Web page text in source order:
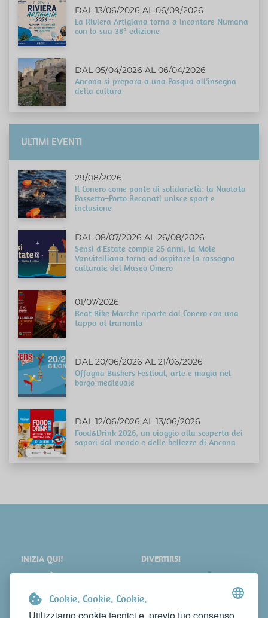
Cookie. Cookie. Cookie.
DAL 13/06/2026 AL 06/09/2026
La Riviera Artigiana torna a incantare Numana
con la sua 38ª edizione
DAL 05/04/2026 AL 06/04/2026
Ancona si prepara a una Pasqua all’insegna
della cultura
ULTIMI EVENTI
29/08/2026
Il Conero come ponte di solidarietà: la Nuotata
Passetto–Porto Recanati unisce sport e
inclusione
DAL 08/07/2026 AL 26/08/2026
Sensi d'Estate compie 25 anni, la Mole
Vanvitelliana torna ad ospitare la rassegna
culturale del Museo Omero
01/07/2026
Beat Bike Marche riparte dal Conero con una
tappa al tramonto
DAL 20/06/2026 AL 21/06/2026
Offagna Buskers Festival, arte e magia nel
borgo medievale
DAL 12/06/2026 AL 13/06/2026
Food&Drink 2026, un viaggio alla scoperta dei
sapori dal mondo e delle bellezze di Ancona
INIZIA QUI!
COSA VEDERE
DORMIRE
DIVERTIRSI
EVENTI
NEWS